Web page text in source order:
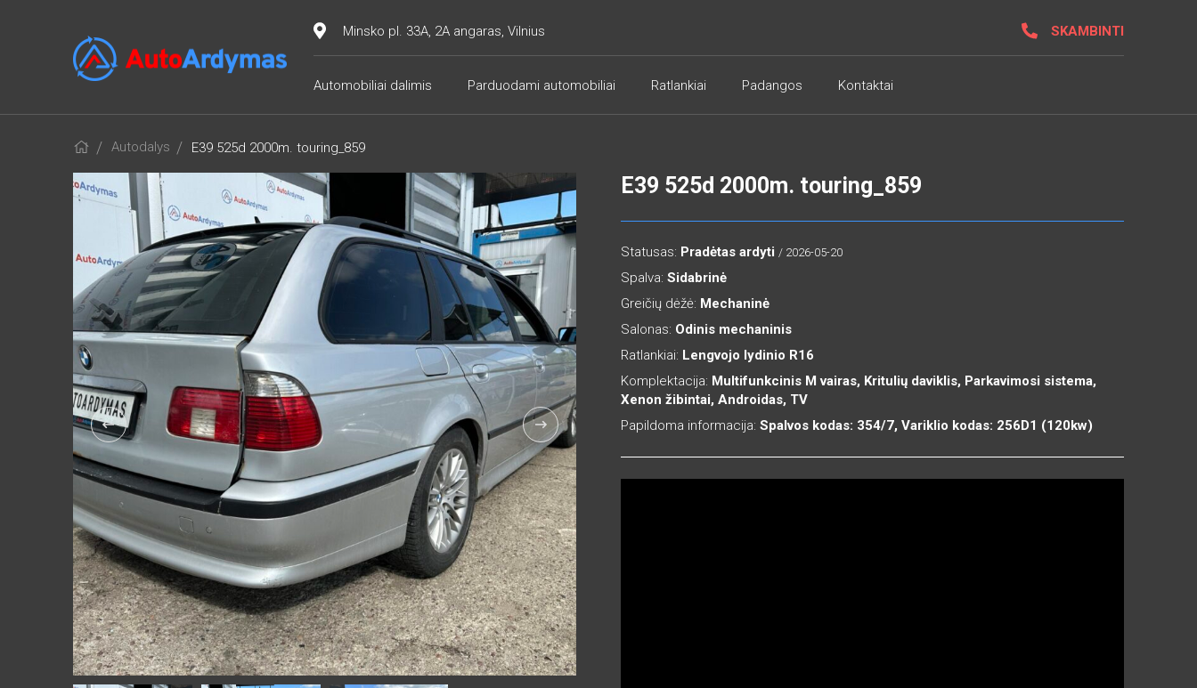
Minsko pl. 33A, 2A angaras, Vilnius SKAMBINTI
Automobiliai dalimis Parduodami automobiliai Ratlankiai Padangos Kontaktai
Autodalys E39 525d 2000m. touring_859
E39 525d 2000m. touring_859
Statusas: Pradėtas ardyti / 2026-05-20
Spalva: Sidabrinė
Greičių dėžė: Mechaninė
Salonas: Odinis mechaninis
Ratlankiai: Lengvojo lydinio R16
Komplektacija: Multifunkcinis M vairas, Kritulių daviklis, Parkavimosi sistema,
Xenon žibintai, Androidas, TV
Papildoma informacija: Spalvos kodas: 354/7, Variklio kodas: 256D1 (120kw)